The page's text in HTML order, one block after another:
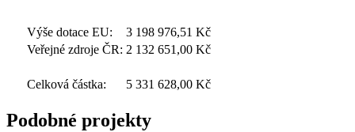
Výše dotace EU: 3 198 976,51 Kč
Veřejné zdroje ČR: 2 132 651,00 Kč
Celková částka: 5 331 628,00 Kč
Podobné projekty